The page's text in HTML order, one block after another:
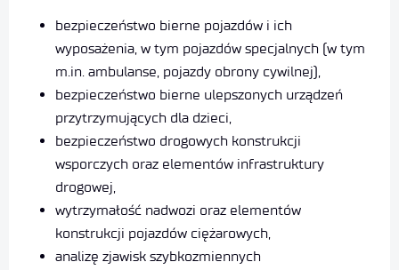
bezpieczeństwo bierne pojazdów i ich
wyposażenia, w tym pojazdów specjalnych (w tym
m.in. ambulanse, pojazdy obrony cywilnej),
bezpieczeństwo bierne ulepszonych urządzeń
przytrzymujących dla dzieci,
bezpieczeństwo drogowych konstrukcji
wsporczych oraz elementów infrastruktury
drogowej,
wytrzymałość nadwozi oraz elementów
konstrukcji pojazdów ciężarowych,
analizę zjawisk szybkozmiennych